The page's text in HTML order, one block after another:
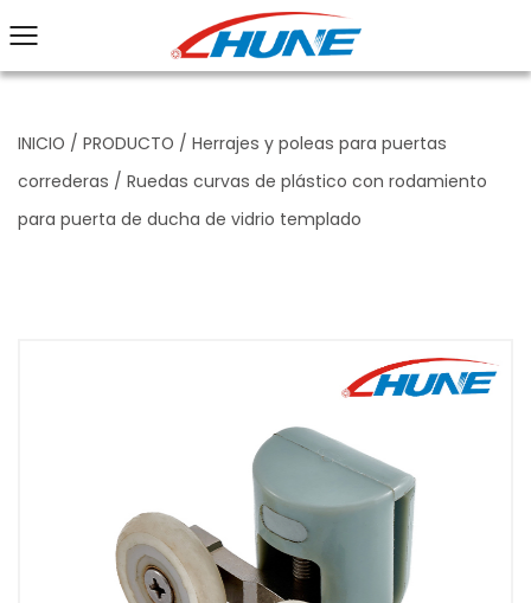
INICIO / PRODUCTO / Herrajes y poleas para puertas
correderas / Ruedas curvas de plástico con rodamiento
para puerta de ducha de vidrio templado